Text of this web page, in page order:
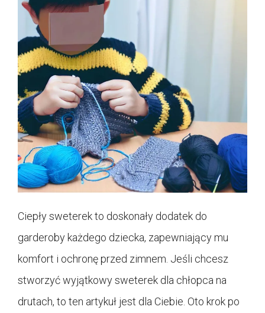
Ciepły sweterek to doskonały dodatek do
garderoby każdego dziecka, zapewniający mu
komfort i ochronę przed zimnem. Jeśli chcesz
stworzyć wyjątkowy sweterek dla chłopca na
drutach, to ten artykuł jest dla Ciebie. Oto krok po